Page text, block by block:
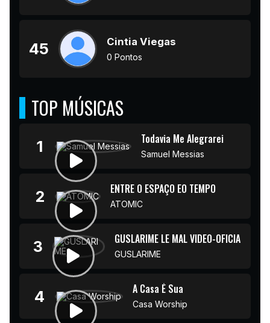
45 Cintia Viegas
0 Pontos
TOP MÚSICAS
1 Todavia Me Alegrarei
Samuel Messias
2 ENTRE O ESPAÇO EO TEMPO
ATOMIC
3 GUSLARIME LE MAL VIDEO-OFICIAL 4K
GUSLARIME
4 A Casa É Sua
Casa Worship